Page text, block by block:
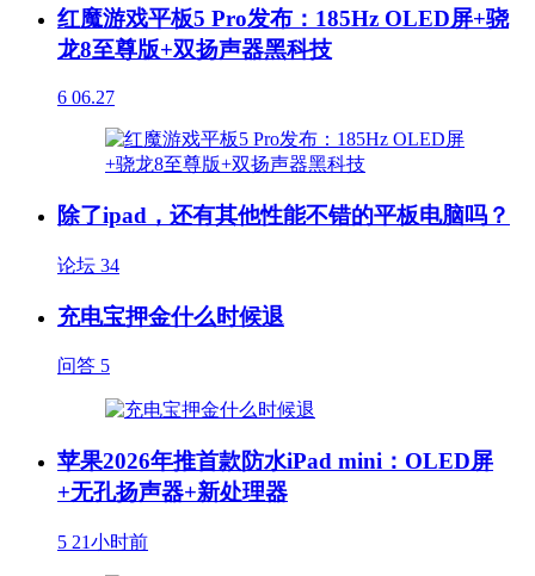
红魔游戏平板5 Pro发布：185Hz OLED屏+骁
龙8至尊版+双扬声器黑科技
6 06.27
除了ipad，还有其他性能不错的平板电脑吗？
论坛 34
充电宝押金什么时候退
问答 5
苹果2026年推首款防水iPad mini：OLED屏
+无孔扬声器+新处理器
5 21小时前